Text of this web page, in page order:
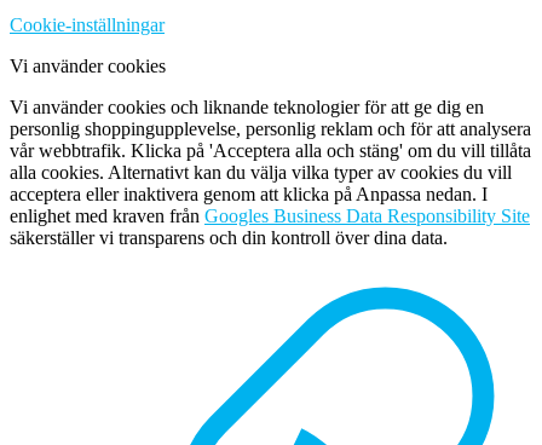
Cookie-inställningar
Vi använder cookies
Vi använder cookies och liknande teknologier för att ge dig en
personlig shoppingupplevelse, personlig reklam och för att analysera
vår webbtrafik. Klicka på 'Acceptera alla och stäng' om du vill tillåta
alla cookies. Alternativt kan du välja vilka typer av cookies du vill
acceptera eller inaktivera genom att klicka på Anpassa nedan. I
enlighet med kraven från Googles Business Data Responsibility Site
säkerställer vi transparens och din kontroll över dina data.